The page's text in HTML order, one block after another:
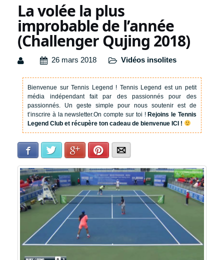
La volée la plus
improbable de l’année
(Challenger Qujing 2018)
26 mars 2018 Vidéos insolites
Bienvenue sur Tennis Legend ! Tennis Legend est un petit
média indépendant fait par des passionnés pour des
passionnés. Un geste simple pour nous soutenir est de
t’inscrire à la newsletter.On compte sur toi !Rejoins le Tennis
Legend Club et récupère ton cadeau de bienvenue ICI !
Facebook Twitter Google+Pinterest